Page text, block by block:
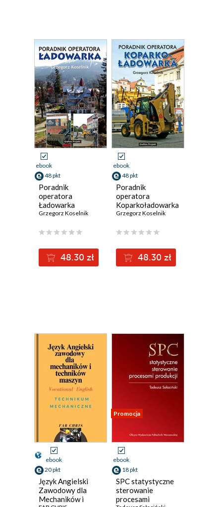
ebook
48 pkt
Poradnik
operatora
Ładowarka
Grzegorz Koselnik
48.30 zł
ebook
48 pkt
Poradnik
operatora
Koparkoładowarka
Grzegorz Koselnik
48.30 zł
ebook
20 pkt
Język Angielski
Zawodowy dla
Mechaników i
Promocja
ebook
18 pkt
SPC statystyczne
sterowanie
procesami